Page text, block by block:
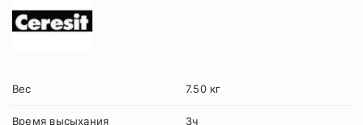
Вес 7.50 кг
Время высыхания 3ч